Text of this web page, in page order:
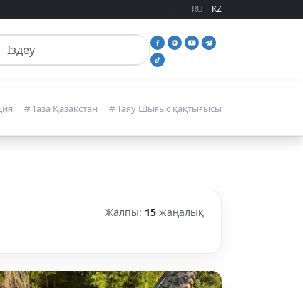
RU KZ
іздеу
# Таза Қазақстан # Таяу Шығыс қақтығысы
Жалпы: 15 жаңалық